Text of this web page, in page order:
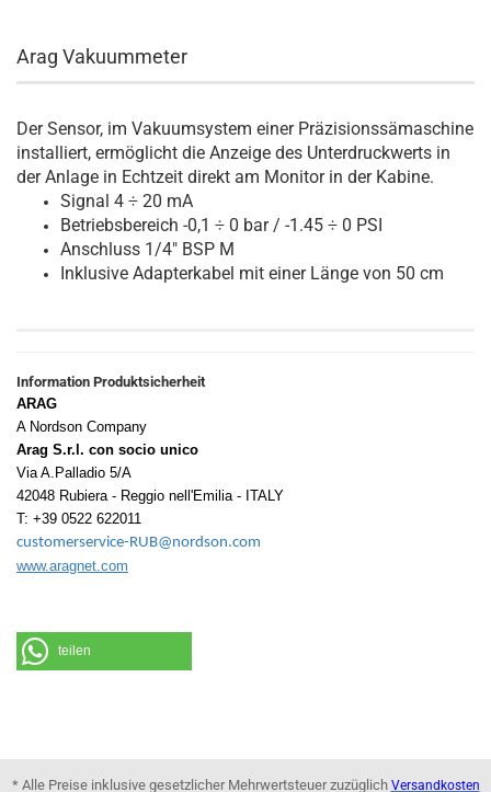
Arag Vakuummeter
Der Sensor, im Vakuumsystem einer Präzisionssämaschine
installiert, ermöglicht die Anzeige des Unterdruckwerts in
der Anlage in Echtzeit direkt am Monitor in der Kabine.
Signal 4 ÷ 20 mA
Betriebsbereich -0,1 ÷ 0 bar / -1.45 ÷ 0 PSI
Anschluss 1/4" BSP M
Inklusive Adapterkabel mit einer Länge von 50 cm
Information Produktsicherheit
ARAG
A Nordson Company
Arag S.r.l. con socio unico
Via A.Palladio 5/A
42048 Rubiera - Reggio nell'Emilia - ITALY
T: +39 0522 622011
customerservice-RUB@nordson.com
www.aragnet.com
teilen
* Alle Preise inklusive gesetzlicher Mehrwertsteuer zuzüglich Versandkosten